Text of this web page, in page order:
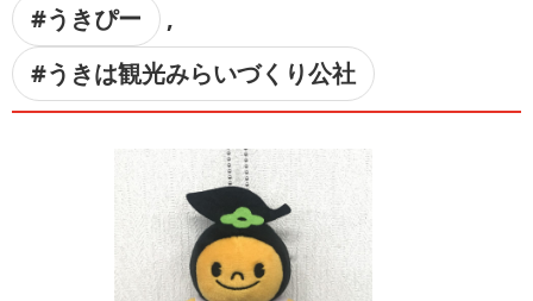
#うきぴー
,
#うきは観光みらいづくり公社